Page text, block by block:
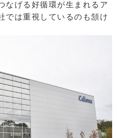
なげる好循環が生まれるア
では重視しているのも頷け